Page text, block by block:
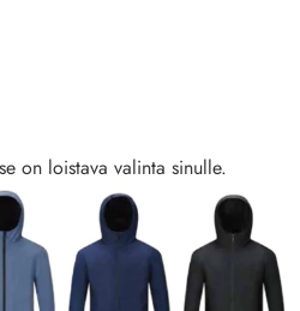
on loistava valinta sinulle.